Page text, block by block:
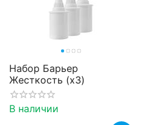
Набор Барьер
Жесткость (х3)
В наличии